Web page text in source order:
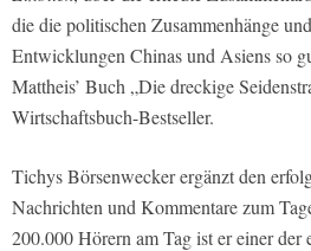
die die politischen Zusammenhänge
Entwicklungen Chinas und Asiens so
Mattheis’ Buch „Die dreckige
Wirtschaftsbuch-Bestseller.
Tichys Börsenwecker ergänzt den
Nachrichten und Kommentare zum
200.000 Hörern am Tag ist er einer der